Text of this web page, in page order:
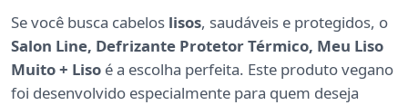
Se você busca cabelos lisos, saudáveis e protegidos, o
Salon Line, Defrizante Protetor Térmico, Meu Liso
Muito + Liso é a escolha perfeita. Este produto vegano
foi desenvolvido especialmente para quem deseja